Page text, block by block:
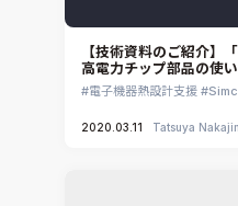
【技術資料のご紹介】
高電力チップ部品の使
電子機器熱設計支援
2020.03.11 Tatsuya